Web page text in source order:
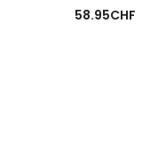
58.95CHF